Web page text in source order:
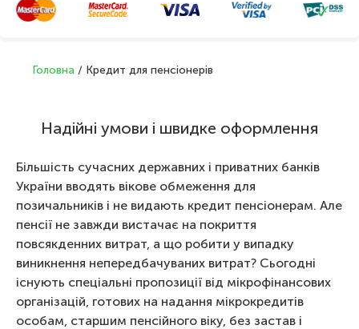
Головна / Кредит для пенсіонерів
Надійні умови і швидке оформлення
Більшість сучасних державних і приватних банків
України вводять вікове обмеження для
позичальників і не видають кредит пенсіонерам. Але
пенсії не завжди вистачає на покриття
повсякденних витрат, а що робити у випадку
виникнення непередбачуваних витрат? Сьогодні
існують спеціальні пропозиції від мікрофінансових
організацій, готових на надання мікрокредитів
особам, старшим пенсійного віку, без застав і